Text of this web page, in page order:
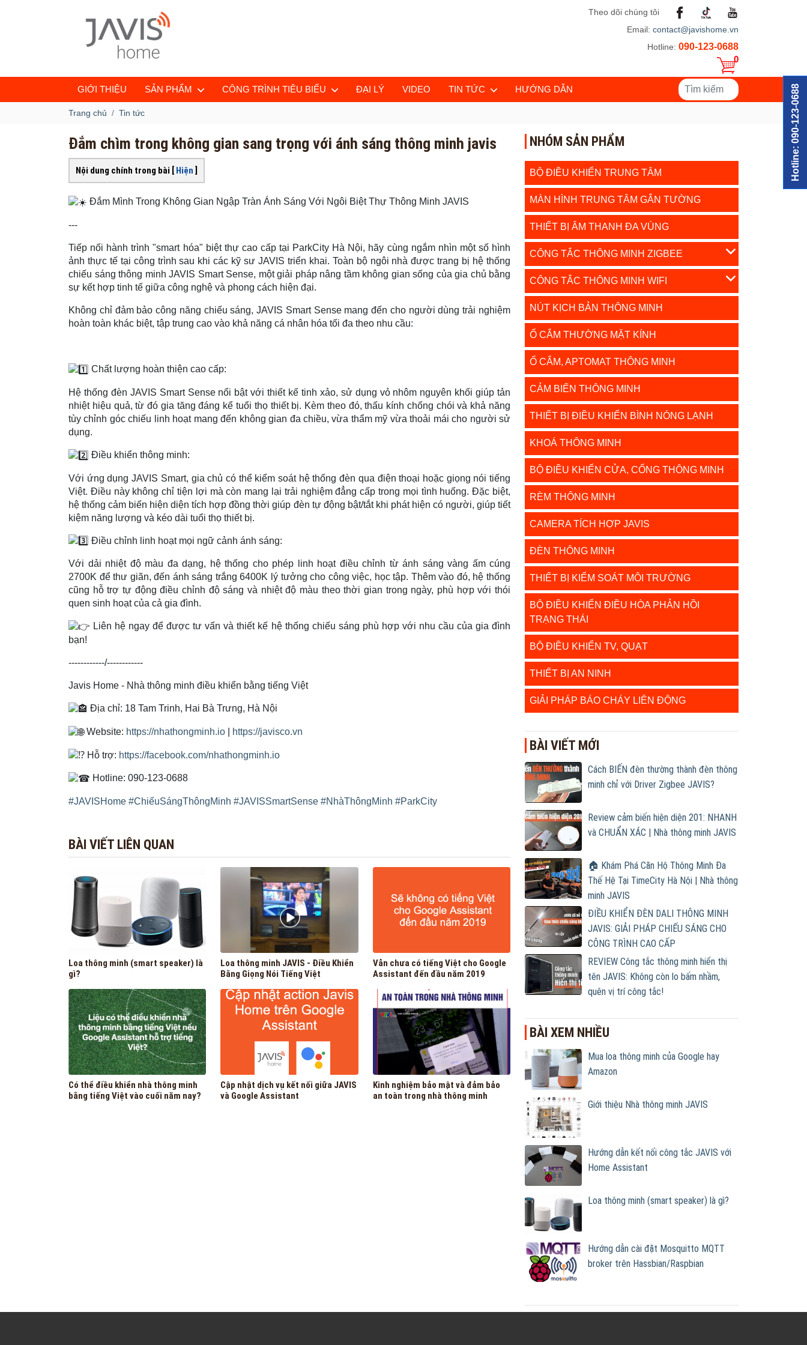
Hotline: 090-123-0688
Theo dõi chúng tôi
Email: contact@javishome.vn
Hotline: 090-123-0688
0
GIỚI THIỆU SẢN PHẨM CÔNG TRÌNH TIÊU BIỂU ĐẠI LÝ VIDEO TIN TỨC HƯỚNG DẪN
Trang chủ Tin tức
Đắm chìm trong không gian sang trọng với ánh sáng thông minh javis
Nội dung chính trong bài [ Hiện ]
Đắm Mình Trong Không Gian Ngập Tràn Ánh Sáng Với Ngôi Biệt Thự Thông Minh JAVIS
---
Tiếp nối hành trình "smart hóa" biệt thự cao cấp tại ParkCity Hà Nội, hãy cùng ngắm nhìn một số hình
ảnh thực tế tại công trình sau khi các kỹ sư JAVIS triển khai. Toàn bộ ngôi nhà được trang bị hệ thống
chiếu sáng thông minh JAVIS Smart Sense, một giải pháp nâng tầm không gian sống của gia chủ bằng
sự kết hợp tinh tế giữa công nghệ và phong cách hiện đại.
Không chỉ đảm bảo công năng chiếu sáng, JAVIS Smart Sense mang đến cho người dùng trải nghiệm
hoàn toàn khác biệt, tập trung cao vào khả năng cá nhân hóa tối đa theo nhu cầu:
Chất lượng hoàn thiện cao cấp:
Hệ thống đèn JAVIS Smart Sense nổi bật với thiết kế tinh xảo, sử dụng vỏ nhôm nguyên khối giúp tản
nhiệt hiệu quả, từ đó gia tăng đáng kể tuổi thọ thiết bị. Kèm theo đó, thấu kính chống chói và khả năng
tùy chỉnh góc chiếu linh hoạt mang đến không gian đa chiều, vừa thẩm mỹ vừa thoải mái cho người sử
dụng.
Điều khiển thông minh:
Với ứng dụng JAVIS Smart, gia chủ có thể kiểm soát hệ thống đèn qua điện thoại hoặc giọng nói tiếng
Việt. Điều này không chỉ tiện lợi mà còn mang lại trải nghiệm đẳng cấp trong mọi tình huống. Đặc biệt,
hệ thống cảm biến hiện diện tích hợp đồng thời giúp đèn tự động bật/tắt khi phát hiện có người, giúp tiết
kiệm năng lượng và kéo dài tuổi thọ thiết bị.
Điều chỉnh linh hoạt mọi ngữ cảnh ánh sáng:
Với dải nhiệt độ màu đa dạng, hệ thống cho phép linh hoạt điều chỉnh từ ánh sáng vàng ấm cúng
2700K để thư giãn, đến ánh sáng trắng 6400K lý tưởng cho công việc, học tập. Thêm vào đó, hệ thống
cũng hỗ trợ tự động điều chỉnh độ sáng và nhiệt độ màu theo thời gian trong ngày, phù hợp với thói
quen sinh hoạt của cả gia đình.
Liên hệ ngay để được tư vấn và thiết kế hệ thống chiếu sáng phù hợp với nhu cầu của gia đình
bạn!
------------/------------
Javis Home - Nhà thông minh điều khiển bằng tiếng Việt
Địa chỉ: 18 Tam Trinh, Hai Bà Trưng, Hà Nội
Website: https://nhathongminh.io https://javisco.vn
Hỗ trợ: https://facebook.com/nhathongminh.io
Hotline: 090-123-0688
#JAVISHome #ChiếuSángThôngMinh #JAVISSmartSense #NhàThôngMinh #ParkCity
BÀI VIẾT LIÊN QUAN
Loa thông minh (smart speaker) là
gì?
Loa thông minh JAVIS - Điều Khiển
Bằng Giọng Nói Tiếng Việt
Vẫn chưa có tiếng Việt cho Google
Assistant đến đầu năm 2019
Có thể điều khiển nhà thông minh
bằng tiếng Việt vào cuối năm nay?
Cập nhật dịch vụ kết nối giữa JAVIS
và Google Assistant
Kinh nghiệm bảo mật và đảm bảo
an toàn trong nhà thông minh
NHÓM SẢN PHẨM
BỘ ĐIỀU KHIỂN TRUNG TÂM
MÀN HÌNH TRUNG TÂM GẮN TƯỜNG
THIẾT BỊ ÂM THANH ĐA VÙNG
CÔNG TẮC THÔNG MINH ZIGBEE
CÔNG TẮC THÔNG MINH WIFI
NÚT KỊCH BẢN THÔNG MINH
Ổ CẮM THƯỜNG MẶT KÍNH
Ổ CẮM, APTOMAT THÔNG MINH
CẢM BIẾN THÔNG MINH
THIẾT BỊ ĐIỀU KHIỂN BÌNH NÓNG LẠNH
KHOÁ THÔNG MINH
BỘ ĐIỀU KHIỂN CỬA, CỔNG THÔNG MINH
RÈM THÔNG MINH
CAMERA TÍCH HỢP JAVIS
ĐÈN THÔNG MINH
THIẾT BỊ KIỂM SOÁT MÔI TRƯỜNG
BỘ ĐIỀU KHIỂN ĐIỀU HÒA PHẢN HỒI
TRẠNG THÁI
BỘ ĐIỀU KHIỂN TV, QUẠT
THIẾT BỊ AN NINH
GIẢI PHÁP BÁO CHÁY LIÊN ĐỘNG
BÀI VIẾT MỚI
Cách BIẾN đèn thường thành đèn thông
minh chỉ với Driver Zigbee JAVIS?
Review cảm biến hiện diện 201: NHANH
và CHUẨN XÁC | Nhà thông minh JAVIS
🏠 Khám Phá Căn Hộ Thông Minh Đa
Thế Hệ Tại TimeCity Hà Nội | Nhà thông
minh JAVIS
ĐIỀU KHIỂN ĐÈN DALI THÔNG MINH
JAVIS: GIẢI PHÁP CHIẾU SÁNG CHO
CÔNG TRÌNH CAO CẤP
REVIEW Công tắc thông minh hiển thị
tên JAVIS: Không còn lo bấm nhầm,
quên vị trí công tắc!
BÀI XEM NHIỀU
Mua loa thông minh của Google hay
Amazon
Giới thiệu Nhà thông minh JAVIS
Hướng dẫn kết nối công tắc JAVIS với
Home Assistant
Loa thông minh (smart speaker) là gì?
Hướng dẫn cài đặt Mosquitto MQTT
broker trên Hassbian/Raspbian